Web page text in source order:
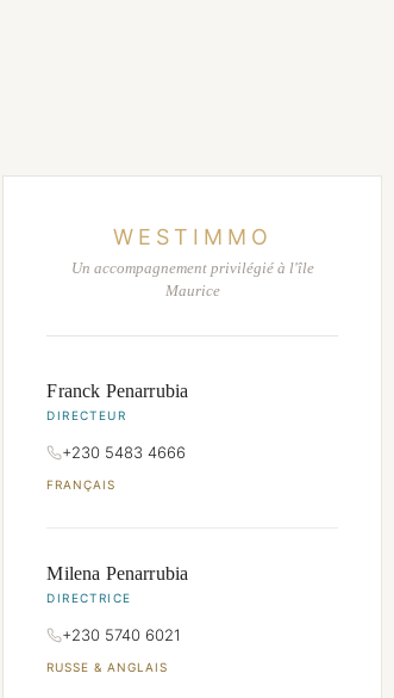
WESTIMMO
Un accompagnement privilégié à l'île
Maurice
Franck Penarrubia
DIRECTEUR
+230 5483 4666
FRANÇAIS
Milena Penarrubia
DIRECTRICE
+230 5740 6021
RUSSE & ANGLAIS